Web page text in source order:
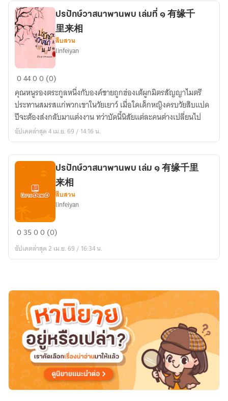
千
里
来
相
ปรปักษ์
พาน
พบ
เล่ม
ที่
有
里
相
ปรปักษ์วาสนาพานพบ เล่มที่ ๑ 有缘千
里来相
สืบสวน
linfeiyan
04400 (0)
คุณหนูรองตระกูลหนึ่งกับองค์ชายถูกฮ่องเต้ผูกมิตรสัญญาไมตรี
ประทานสมรสแก่พวกเขาในวัยเยาว์ เมื่อใดเด็กหญิงครบวัยสิบแปด
ปีจะต้องส่งกลับมาแต่งงาน ทว่าบัดนี้นิสัยแต่ละคนต่างเปลี่ยนไป
อัปเดตล่าสุด 4 เม.ย. 69 / 14:16 น.
ปรปักษ์
พาน
๑
有
缘
里
相
ปรปักษ์วาสนาพานพบ เล่ม ๑ 有缘千里
来相
สืบสวน
linfeiyan
03500 (0)
อัปเดตล่าสุด 2 เม.ย. 69 / 16:34 น.